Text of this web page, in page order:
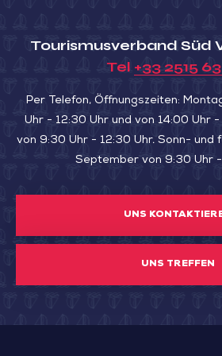
Tourismusverband Süd
Tel +33 2515
Per Telefon, Öffnungszeiten:
Uhr - 12:30 Uhr und von 14:00 Uhr
von 9:30 Uhr - 12:30 Uhr. Sonn- und
September von 9:30 Uhr -
UNS
UNS TREFFEN